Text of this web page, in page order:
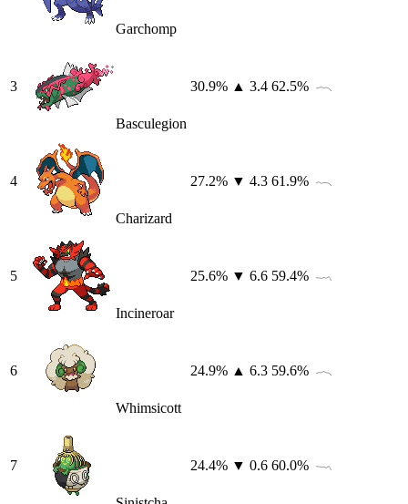
Garchomp
3
Basculegion
30.9% ▲ 3.4 62.5%
4
Charizard
27.2% ▼ 4.3 61.9%
5
Incineroar
25.6% ▼ 6.6 59.4%
6
Whimsicott
24.9% ▲ 6.3 59.6%
7 24.4% ▼ 0.6 60.0%